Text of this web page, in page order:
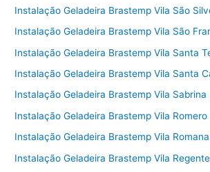
Instalação Geladeira Brastemp Vila São
Instalação Geladeira Brastemp Vila São
Instalação Geladeira Brastemp Vila Santa
Instalação Geladeira Brastemp Vila Santa
Instalação Geladeira Brastemp Vila Sabrina
Instalação Geladeira Brastemp Vila Romero
Instalação Geladeira Brastemp Vila Romana
Instalação Geladeira Brastemp Vila